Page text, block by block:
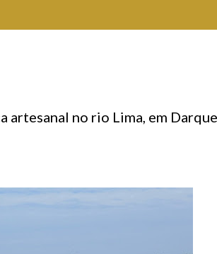
artesanal no rio Lima, em